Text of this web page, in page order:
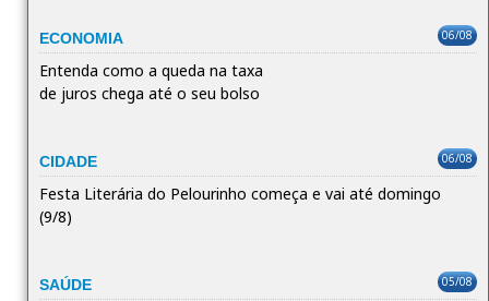
ECONOMIA 06/08
Entenda como a queda na taxa
de juros chega até o seu bolso
CIDADE 06/08
Festa Literária do Pelourinho começa e vai até domingo
(9/8)
SAÚDE 05/08